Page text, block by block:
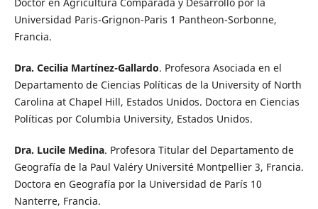
Universidad Paris-Grignon-Paris 1 Pantheon-Sorbonne,
Francia.
Dra. Cecilia Martínez-Gallardo. Profesora Asociada en el
Departamento de Ciencias Políticas de la University of North
Carolina at Chapel Hill, Estados Unidos. Doctora en Ciencias
Políticas por Columbia University, Estados Unidos.
Dra. Lucile Medina. Profesora Titular del Departamento de
Geografía de la Paul Valéry Université Montpellier 3, Francia.
Doctora en Geografía por la Universidad de París 10
Nanterre, Francia.